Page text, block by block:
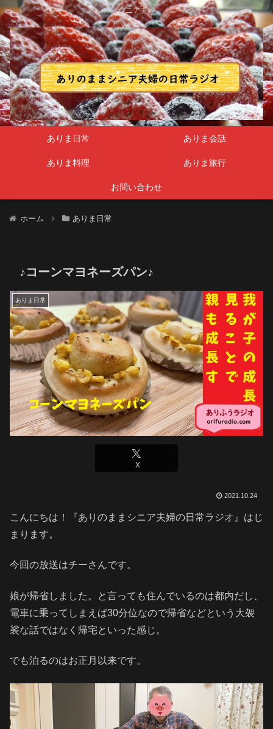
シニア夫婦
ありま日常 ありま会話
ありま料理 ありま旅行
お問い合わせ
ホーム ありま日常
♪コーンマヨネーズパン♪
ありま日常
X
2021.10.24
こんにちは！『ありのままシニア夫婦の日常ラジオ』はじ
まります。
今回の放送はチーさんです。
娘が帰省しました。と言っても住んでいるのは都内だし、
電車に乗ってしまえば30分位なので帰省などという大袈
裟な話ではなく帰宅といった感じ。
でも泊るのはお正月以来です。